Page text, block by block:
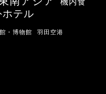
テル
・博物館 羽田空港